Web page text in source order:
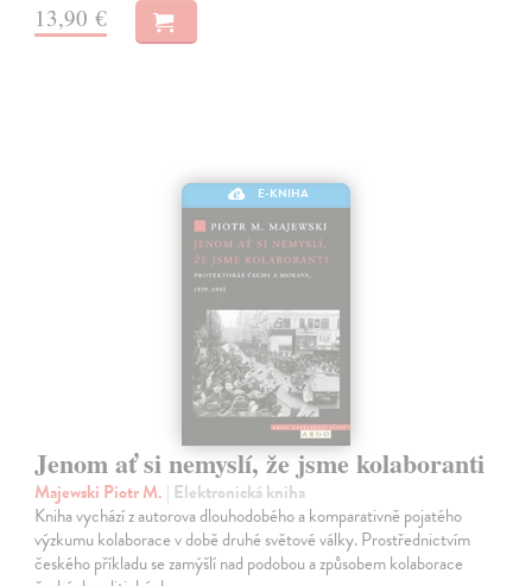
13,90 €
E-KNIHA
Jenom ať si nemyslí, že jsme kolaboranti
Majewski Piotr M. | Elektronická kniha
Kniha vychází z autorova dlouhodobého a komparativně pojatého
výzkumu kolaborace v době druhé světové války. Prostřednictvím
českého příkladu se zamýšlí nad podobou a způsobem kolaborace